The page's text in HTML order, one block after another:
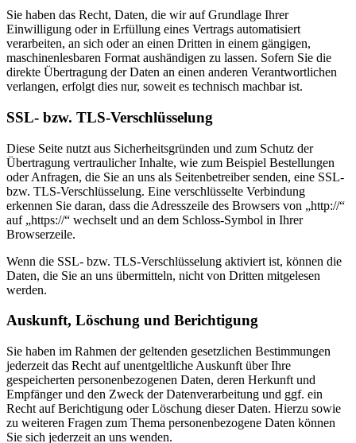
Sie haben das Recht, Daten, die wir auf Grundlage Ihrer
Einwilligung oder in Erfüllung eines Vertrags automatisiert
verarbeiten, an sich oder an einen Dritten in einem gängigen,
maschinenlesbaren Format aushändigen zu lassen. Sofern Sie die
direkte Übertragung der Daten an einen anderen Verantwortlichen
verlangen, erfolgt dies nur, soweit es technisch machbar ist.
SSL- bzw. TLS-Verschlüsselung
Diese Seite nutzt aus Sicherheitsgründen und zum Schutz der
Übertragung vertraulicher Inhalte, wie zum Beispiel Bestellungen
oder Anfragen, die Sie an uns als Seitenbetreiber senden, eine SSL-
bzw. TLS-Verschlüsselung. Eine verschlüsselte Verbindung
erkennen Sie daran, dass die Adresszeile des Browsers von „http://“
auf „https://“ wechselt und an dem Schloss-Symbol in Ihrer
Browserzeile.
Wenn die SSL- bzw. TLS-Verschlüsselung aktiviert ist, können die
Daten, die Sie an uns übermitteln, nicht von Dritten mitgelesen
werden.
Auskunft, Löschung und Berichtigung
Sie haben im Rahmen der geltenden gesetzlichen Bestimmungen
jederzeit das Recht auf unentgeltliche Auskunft über Ihre
gespeicherten personenbezogenen Daten, deren Herkunft und
Empfänger und den Zweck der Datenverarbeitung und ggf. ein
Recht auf Berichtigung oder Löschung dieser Daten. Hierzu sowie
zu weiteren Fragen zum Thema personenbezogene Daten können
Sie sich jederzeit an uns wenden.